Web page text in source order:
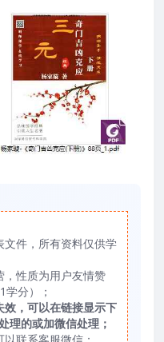
文件，所有资料仅供学
，性质为用户友情赞
分）；
，可以在链接显示下
理的或加微信处理；